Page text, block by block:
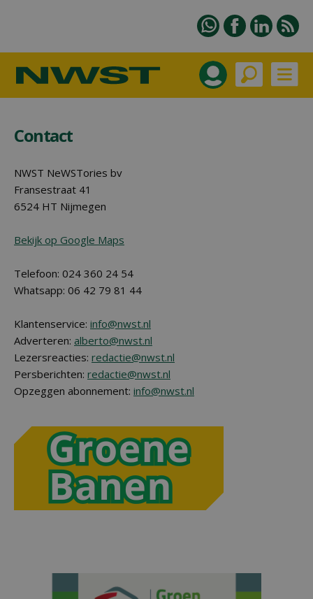
Contact
NWST NeWSTories bv
Fransestraat 41
6524 HT Nijmegen
Bekijk op Google Maps
Telefoon: 024 360 24 54
Whatsapp: 06 42 79 81 44
Klantenservice: info@nwst.nl
Adverteren: alberto@nwst.nl
Lezersreacties: redactie@nwst.nl
Persberichten: redactie@nwst.nl
Opzeggen abonnement: info@nwst.nl